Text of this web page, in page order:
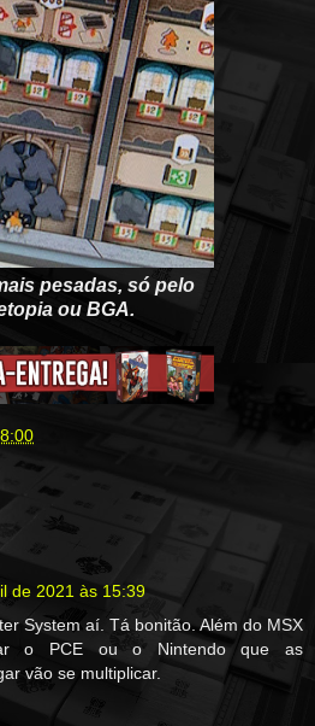
pesadas, só pelo
ou BGA.
de 2021 às 15:39
System aí. Tá bonitão. Além do MSX
o PCE ou o Nintendo que as
vão se multiplicar.